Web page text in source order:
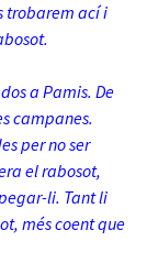
trobarem ací i
a Pamis. De
campanes.
per no ser
el rabosot,
li. Tant li
més coent que